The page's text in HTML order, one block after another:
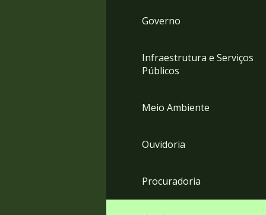
Governo
Infraestrutura e Serviços
Públicos
Meio Ambiente
Ouvidoria
Procuradoria